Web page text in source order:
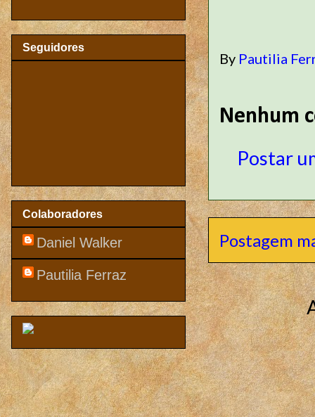
By Pautilia
Nenhum
Postar
Postagem
Seguidores
Colaboradores
Daniel Walker
Pautilia Ferraz